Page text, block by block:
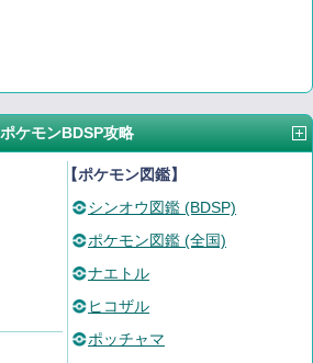
ポケモンBDSP攻略
【ポケモン図鑑】
シンオウ図鑑 (BDSP)
ポケモン図鑑 (全国)
ナエトル
ヒコザル
ポッチャマ